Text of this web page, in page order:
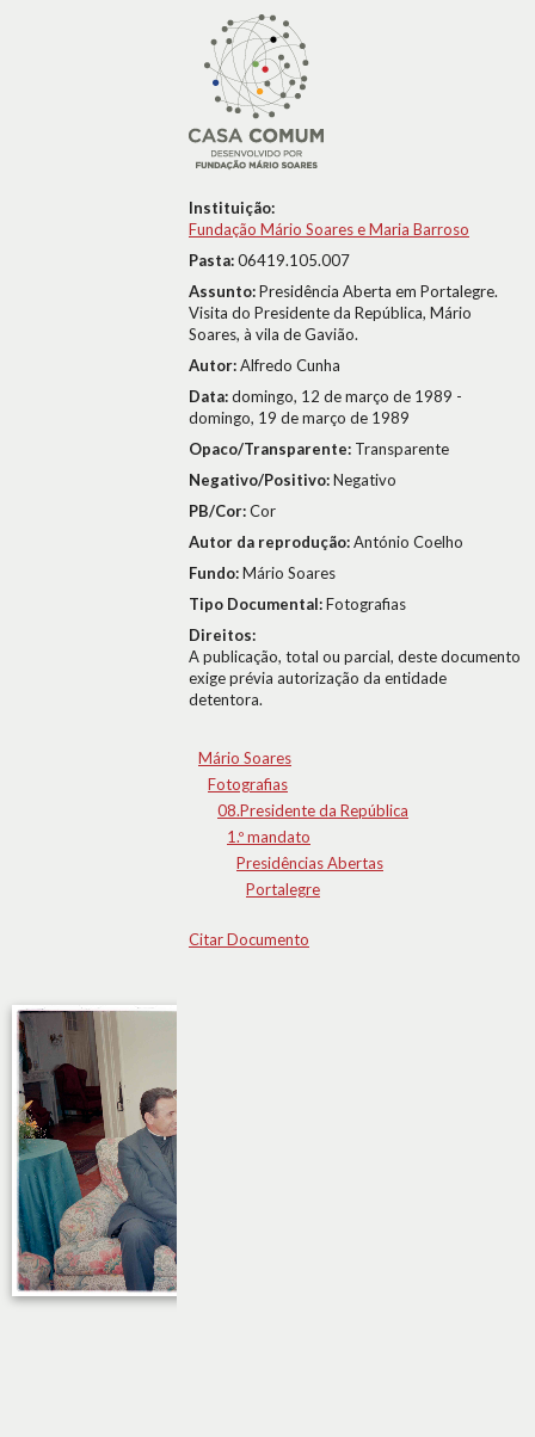
Instituição:
Fundação Mário Soares e Maria Barroso
Pasta:06419.105.007
Assunto:Presidência Aberta em Portalegre.
Visita do Presidente da República, Mário
Soares, à vila de Gavião.
Autor:Alfredo Cunha
Data:domingo, 12 de março de 1989 -
domingo, 19 de março de 1989
Opaco/Transparente: Transparente
Negativo/Positivo:Negativo
PB/Cor:Cor
Autor da reprodução:António Coelho
Fundo:Mário Soares
Tipo Documental:Fotografias
Direitos:
A publicação, total ou parcial, deste documento
exige prévia autorização da entidade
detentora.
Mário Soares
Fotografias
08.Presidente da República
1.º mandato
Presidências Abertas
Portalegre
Citar Documento